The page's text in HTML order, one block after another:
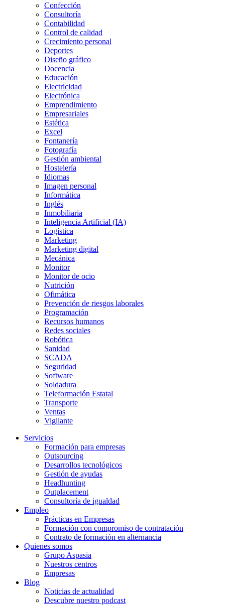
Confección
Consultoría
Contabilidad
Control de calidad
Crecimiento personal
Deportes
Diseño gráfico
Docencia
Educación
Electricidad
Electrónica
Emprendimiento
Empresariales
Estética
Excel
Fontanería
Fotografía
Gestión ambiental
Hostelería
Idiomas
Imagen personal
Informática
Inglés
Inmobiliaria
Inteligencia Artificial (IA)
Logística
Marketing
Marketing digital
Mecánica
Monitor
Monitor de ocio
Nutrición
Ofimática
Prevención de riesgos laborales
Programación
Recursos humanos
Redes sociales
Robótica
Sanidad
SCADA
Seguridad
Software
Soldadura
Teleformación Estatal
Transporte
Ventas
Vigilante
Servicios
Formación para empresas
Outsourcing
Desarrollos tecnológicos
Gestión de ayudas
Headhunting
Outplacement
Consultoría de igualdad
Empleo
Prácticas en Empresas
Formación con compromiso de contratación
Contrato de formación en alternancia
Quienes somos
Grupo Aspasia
Nuestros centros
Empresas
Blog
Noticias de actualidad
Descubre nuestro podcast